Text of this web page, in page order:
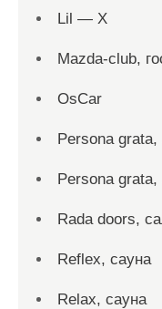
Lil — X
Mazda-club,
OsCar
Persona grata,
Persona grata,
Rada doors,
Reflex, сауна
Relax, сауна